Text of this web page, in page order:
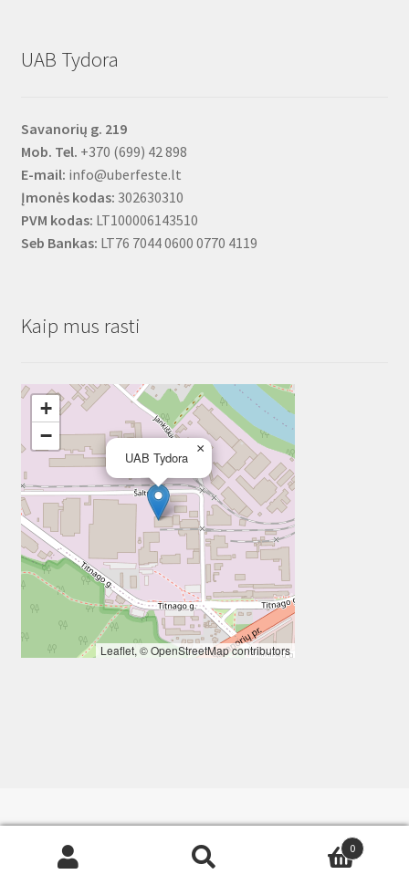
UAB Tydora
Savanorių g. 219
Mob. Tel. +370 (699) 42 898
E-mail: info@uberfeste.lt
Įmonės kodas: 302630310
PVM kodas: LT100006143510
Seb Bankas: LT76 7044 0600 0770 4119
Kaip mus rasti
UAB Tydora
×
+
−
Leaflet, ©OpenStreetMapcontributors
0